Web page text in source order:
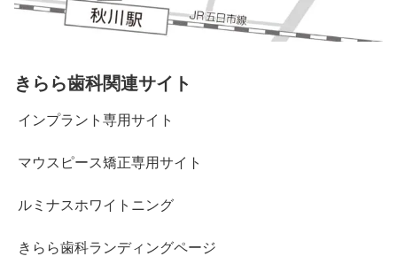
きらら歯科関連サイト
インプラント専用サイト
マウスピース矯正専用サイト
ルミナスホワイトニング
きらら歯科ランディングページ